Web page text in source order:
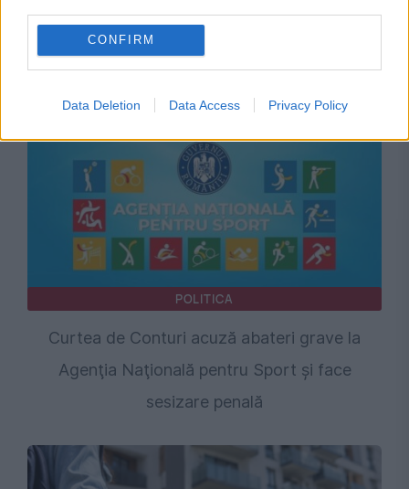
CONFIRM
Data Deletion Data Access Privacy Policy
șobolan în București. Procesul a durat
aproape cinci ani
POLITICA
Curtea de Conturi acuză abateri grave la
Agenţia Naţională pentru Sport și face
sesizare penală